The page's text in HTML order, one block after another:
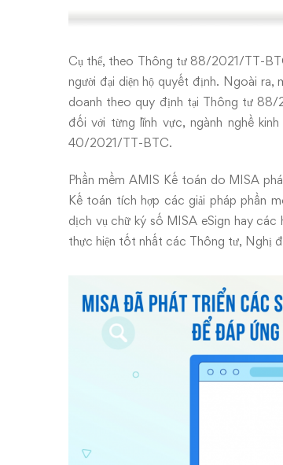
Cụ thể, theo Thông tư 88/2021/TT-
người đại diện hộ quyết định. Ngoài ra,
doanh theo quy định tại Thông tư 88/
đối với từng lĩnh vực, ngành nghề
40/2021/TT-BTC.
Phần mềm AMIS Kế toán do MISA
Kế toán tích hợp các giải pháp phần
dịch vụ chữ ký số MISA eSign hay các
thực hiện tốt nhất các Thông tư, Nghị